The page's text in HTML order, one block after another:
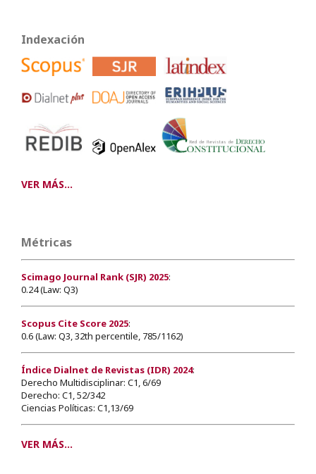
Indexación
VER MÁS...
Métricas
Scimago Journal Rank (SJR) 2025:
0.24 (Law: Q3)
Scopus Cite Score 2025:
0.6 (Law: Q3, 32th percentile, 785/1162)
Índice Dialnet de Revistas (IDR) 2024:
Derecho Multidisciplinar: C1, 6/69
Derecho: C1, 52/342
Ciencias Políticas: C1,13/69
VER MÁS...